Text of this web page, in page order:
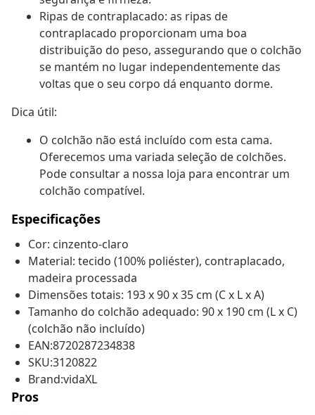
Ripas de contraplacado: as ripas de
contraplacado proporcionam uma boa
distribuição do peso, assegurando que o colchão
se mantém no lugar independentemente das
voltas que o seu corpo dá enquanto dorme.
Dica útil:
O colchão não está incluído com esta cama.
Oferecemos uma variada seleção de colchões.
Pode consultar a nossa loja para encontrar um
colchão compatível.
Especificações
Cor: cinzento-claro
Material: tecido (100% poliéster), contraplacado,
madeira processada
Dimensões totais: 193 x 90 x 35 cm (C x L x A)
Tamanho do colchão adequado: 90 x 190 cm (L x C)
(colchão não incluído)
EAN:8720287234838
SKU:3120822
Brand:vidaXL
Pros